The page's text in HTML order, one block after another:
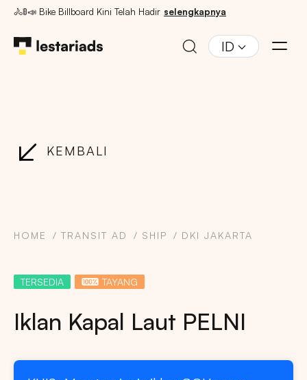
🚴🚦📣 Bike Billboard Kini Telah Hadir selengkapnya
ID
KEMBALI
HOME TRANSIT AD SHIP DKI JAKARTA
TERSEDIA TAYANG
Iklan Kapal Laut PELNI